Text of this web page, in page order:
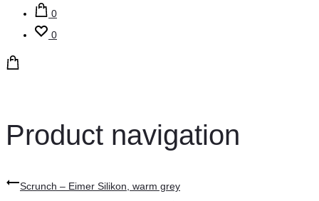
0
0
Product navigation
Scrunch – Eimer Silikon, warm grey